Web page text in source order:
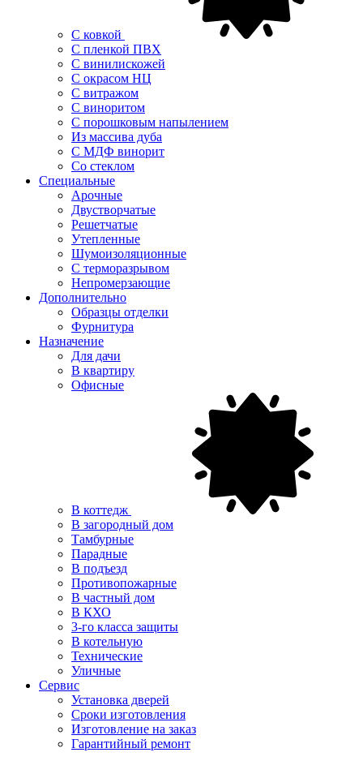
С ковкой
С пленкой ПВХ
С винилискожей
С окрасом НЦ
С витражом
С виноритом
С порошковым напылением
Из массива дуба
С МДФ винорит
Со стеклом
Специальные
Арочные
Двустворчатые
Решетчатые
Утепленные
Шумоизоляционные
С терморазрывом
Непромерзающие
Дополнительно
Образцы отделки
Фурнитура
Назначение
Для дачи
В квартиру
Офисные
В коттедж
В загородный дом
Тамбурные
Парадные
В подъезд
Противопожарные
В частный дом
В КХО
3-го класса защиты
В котельную
Технические
Уличные
Сервис
Установка дверей
Сроки изготовления
Изготовление на заказ
Гарантийный ремонт